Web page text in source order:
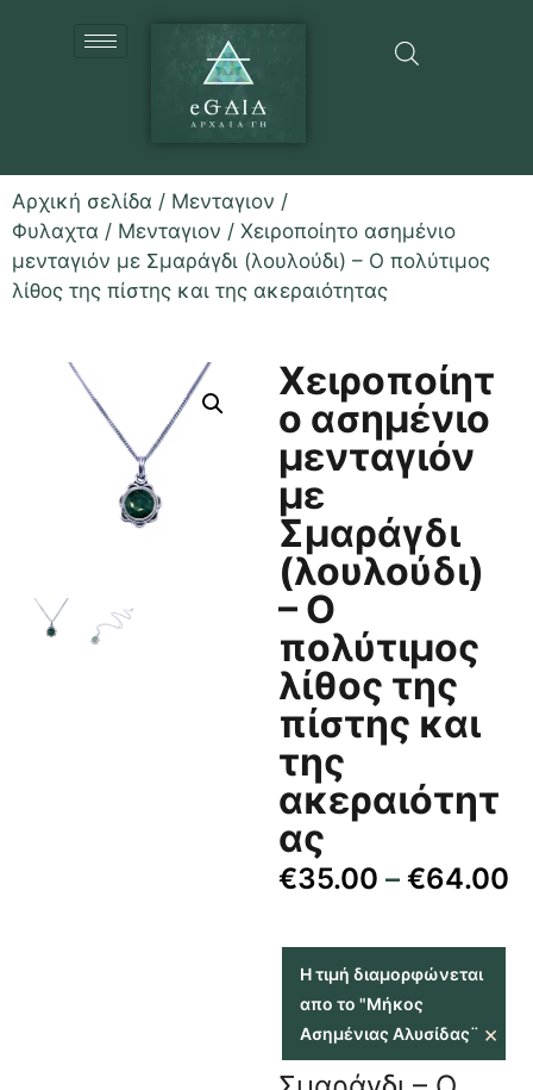
Αρχική σελίδα / Μενταγιον /
Φυλαχτα / Μενταγιον / Χειροποίητο ασημένιο
μενταγιόν με Σμαράγδι (λουλούδι) – Ο πολύτιμος
λίθος της πίστης και της ακεραιότητας
Χειροποίητ
ο ασημένιο
μενταγιόν
με
Σμαράγδι
(λουλούδι)
– Ο
πολύτιμος
λίθος της
πίστης και
της
ακεραιότητ
ας
€35.00 – €64.00
Η τιμή διαμορφώνεται
απο το "Μήκος
Ασημένιας Αλυσίδας¨ ×